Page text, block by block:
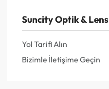
Suncity Optik & Lens
Yol Tarifi Alın
Bizimle İletişime Geçin